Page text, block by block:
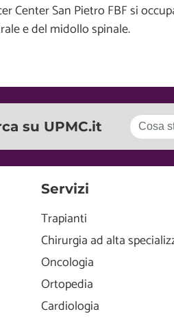
Center San Pietro FBF si
e del midollo spinale.
su UPMC.it
Servizi
Trapianti
Chirurgia ad alta
Oncologia
Ortopedia
Cardiologia